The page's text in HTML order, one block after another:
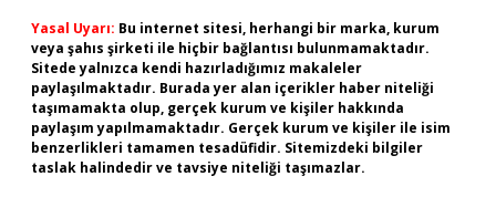
Yasal Uyarı: Bu internet sitesi, herhangi bir marka, kurum
veya şahıs şirketi ile hiçbir bağlantısı bulunmamaktadır.
Sitede yalnızca kendi hazırladığımız makaleler
paylaşılmaktadır. Burada yer alan içerikler haber niteliği
taşımamakta olup, gerçek kurum ve kişiler hakkında
paylaşım yapılmamaktadır. Gerçek kurum ve kişiler ile isim
benzerlikleri tamamen tesadüfidir. Sitemizdeki bilgiler
taslak halindedir ve tavsiye niteliği taşımazlar.